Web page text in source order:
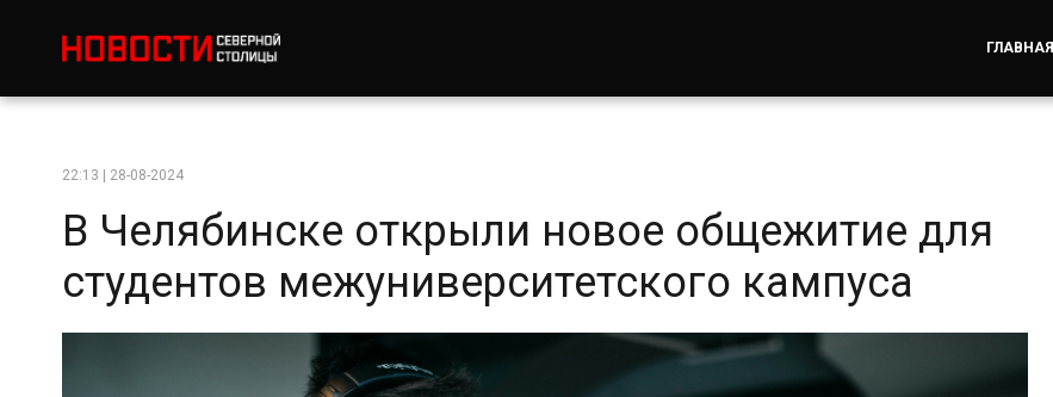
ГЛАВНАЯ
22:13 | 28-08-2024
В Челябинске открыли новое общежитие для
студентов межуниверситетского кампуса